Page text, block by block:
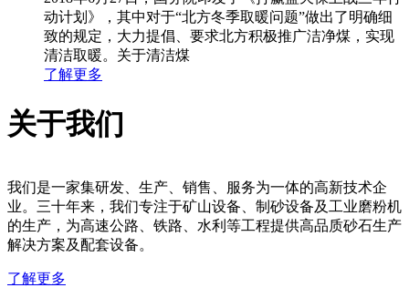
动计划》，其中对于“北方冬季取暖问题”做出了明确细
致的规定，大力提倡、要求北方积极推广洁净煤，实现
清洁取暖。关于清洁煤
了解更多
关于我们
我们是一家集研发、生产、销售、服务为一体的高新技术企
业。三十年来，我们专注于矿山设备、制砂设备及工业磨粉机
的生产，为高速公路、铁路、水利等工程提供高品质砂石生产
解决方案及配套设备。
了解更多